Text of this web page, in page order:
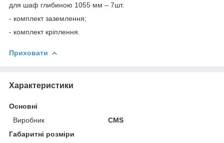
для шаф глибиною 1055 мм – 7шт.
- комплект заземлення;
- комплект кріплення.
Приховати
Характеристики
Основні
Виробник
CMS
Габаритні розміри